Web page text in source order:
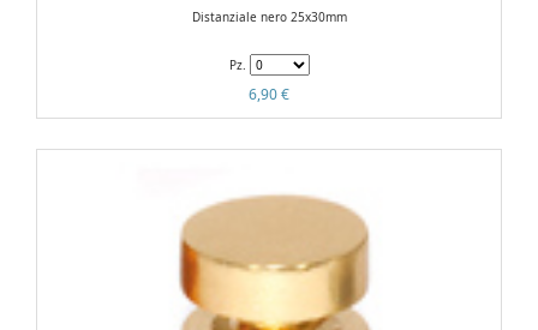
Distanziale nero 25x30mm
Pz.
6,90 €